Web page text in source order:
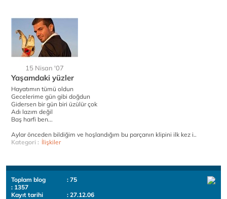
15 Nisan '07
Yaşamdaki yüzler
Hayatımın tümü oldun
Gecelerime gün gibi doğdun
Gidersen bir gün biri üzülür çok
Adı lazım değil
Baş harfi ben...
Aylar önceden bildiğim ve hoşlandığım bu parçanın klipini ilk kez i..
Kategori : İlişkiler
Toplam blog
: 75
: 1357
Kayıt tarihi
: 27.12.06